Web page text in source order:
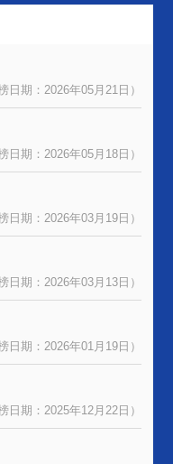
日期：2026年05月21日）
日期：2026年05月18日）
日期：2026年03月19日）
日期：2026年03月13日）
日期：2026年01月19日）
日期：2025年12月22日）